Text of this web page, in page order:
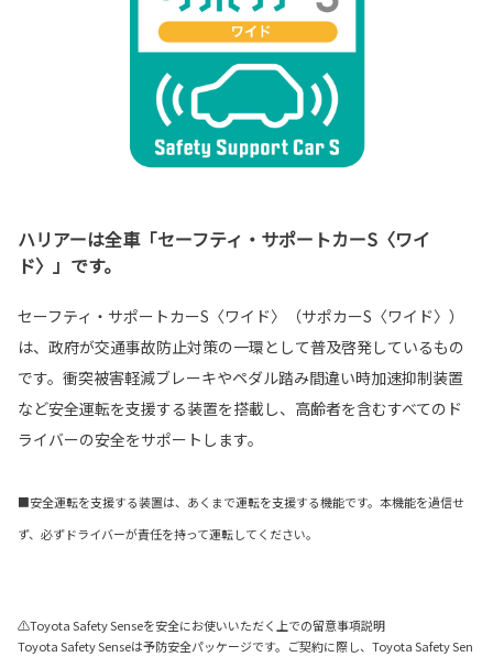
ハリアーは全車「セーフティ・サポートカーS〈ワイ
ド〉」です。
セーフティ・サポートカーS〈ワイド〉（サポカーS〈ワイド〉）
は、政府が交通事故防止対策の一環として普及啓発しているもの
です。衝突被害軽減ブレーキやペダル踏み間違い時加速抑制装置
など安全運転を支援する装置を搭載し、高齢者を含むすべてのド
ライバーの安全をサポートします。
■安全運転を支援する装置は、あくまで運転を支援する機能です。本機能を過信せ
ず、必ずドライバーが責任を持って運転してください。
⚠Toyota Safety Senseを安全にお使いいただく上での留意事項説明
Toyota Safety Senseは予防安全パッケージです。ご契約に際し、Toyota Safety Sen